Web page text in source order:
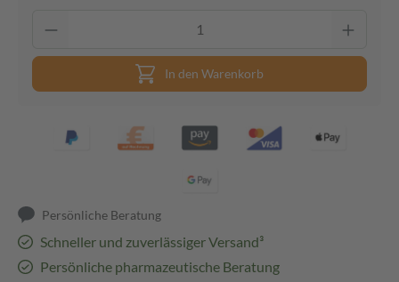
In den Warenkorb
Persönliche Beratung
Schneller und zuverlässiger Versand³
Persönliche pharmazeutische Beratung